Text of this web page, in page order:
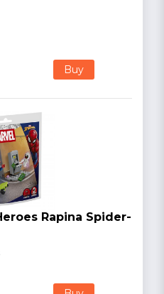
Buy
Rapina Spider-